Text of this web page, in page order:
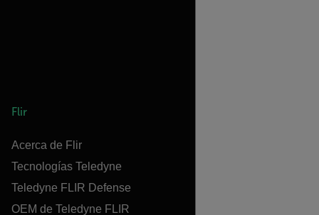
Flir
Acerca de Flir
Tecnologías Teledyne
Teledyne FLIR Defense
OEM de Teledyne FLIR